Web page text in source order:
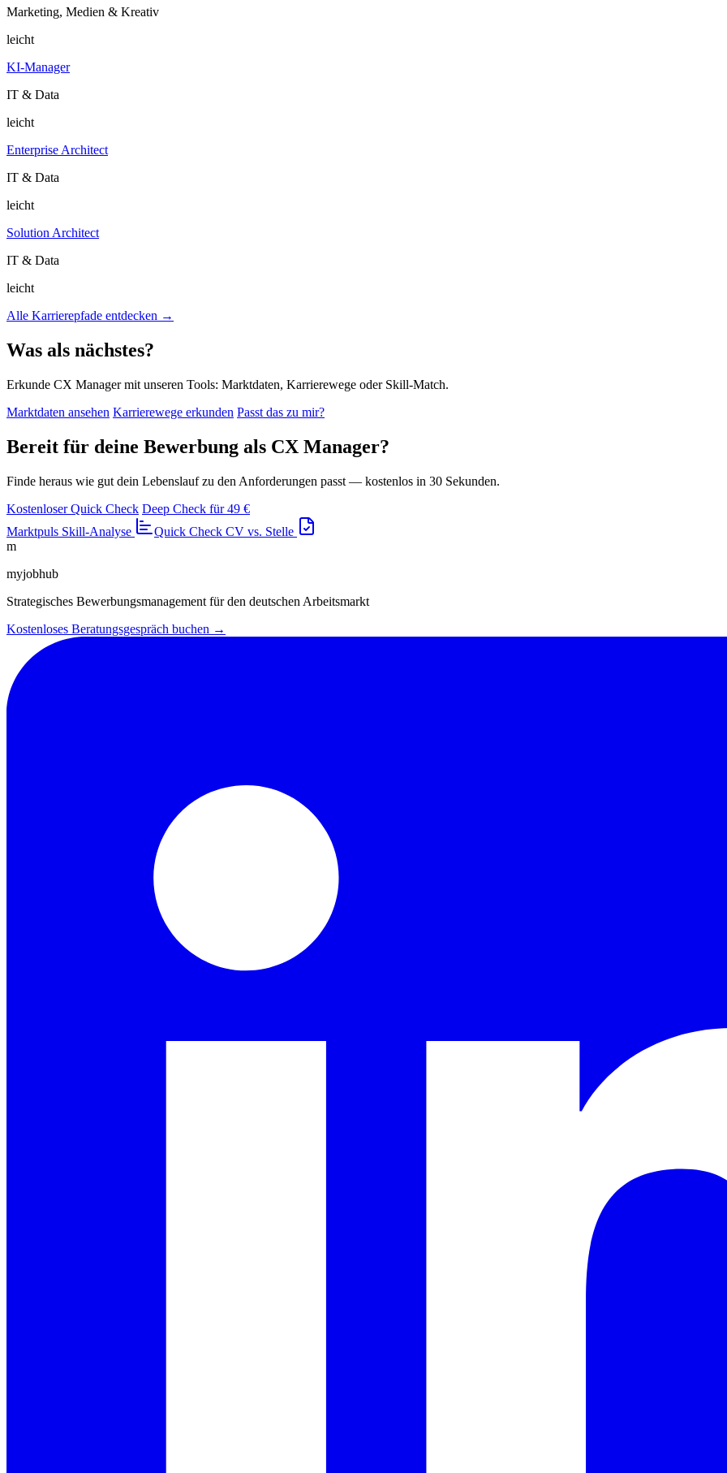
Marketing, Medien & Kreativ
leicht
KI-Manager
IT & Data
leicht
Enterprise Architect
IT & Data
leicht
Solution Architect
IT & Data
leicht
Alle Karrierepfade entdecken →
Was als nächstes?
Erkunde CX Manager mit unseren Tools: Marktdaten, Karrierewege oder Skill-Match.
Marktdaten ansehen Karrierewege erkunden Passt das zu mir?
Bereit für deine Bewerbung als CX Manager?
Finde heraus wie gut dein Lebenslauf zu den Anforderungen passt — kostenlos in 30 Sekunden.
Kostenloser Quick Check Deep Check für 49 €
Marktpuls Skill-Analyse Quick Check CV vs. Stelle
m
myjobhub
Strategisches Bewerbungsmanagement für den deutschen Arbeitsmarkt
Kostenloses Beratungsgespräch buchen →